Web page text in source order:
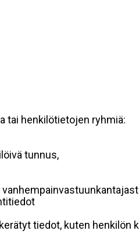
tai henkilötietojen ryhmiä:
tunnus,
tiedot, kuten henkilön